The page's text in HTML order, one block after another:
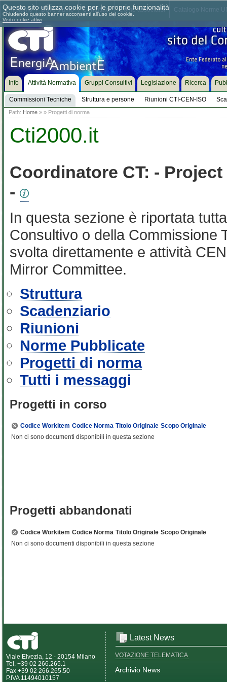
Chi siamo Dove siamo Contattaci Come associarsi
Info Attività Normativa
Commissioni Tecniche Struttura e persone Riunioni CTI-CEN-ISO
Gruppi Consultivi Legislazione Ricerca
Path: Home » » Progetti di norma
Cti2000.it
Coordinatore CT: -
-
In questa sezione è riportata
Consultivo o della Commissione
svolta direttamente e attività
Mirror Committee.
Struttura
Scadenziario
Riunioni
Norme Pubblicate
Progetti di norma
Tutti i messaggi
Progetti in corso
Codice Workitem Codice Norma Titolo Originale Scopo Originale
Non ci sono documenti disponibili in questa sezione
Progetti abbandonati
Codice Workitem Codice Norma Titolo Originale Scopo Originale
Non ci sono documenti disponibili in questa sezione
Viale Elvezia, 12 - 20154 Milano
Tel. +39 02 266.265.1
Fax +39 02 266.265.50
P.IVA 11494010157
Latest News
VOTAZIONE TELEMATICA
Archivio News
Questo sito utilizza cookie per le proprie funzionalità
Chiudendo questo banner acconsenti all'uso dei cookie.
Vedi cookie attivi